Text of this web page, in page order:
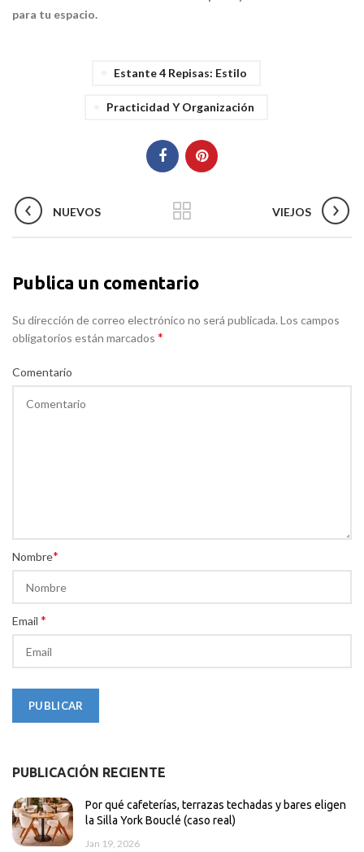
para tu espacio.
Estante 4 Repisas: Estilo
Practicidad Y Organización
NUEVOS VIEJOS
Publica un comentario
Su dirección de correo electrónico no será publicada. Los campos
obligatorios están marcados *
Comentario
Nombre*
Email *
PUBLICACIÓN RECIENTE
Por qué cafeterías, terrazas techadas y bares eligen
la Silla York Bouclé (caso real)
Jan 19, 2026